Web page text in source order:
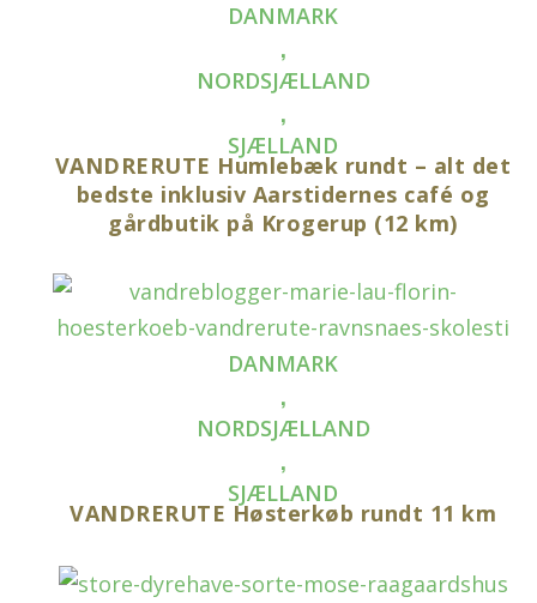
DANMARK
,
NORDSJÆLLAND
,
SJÆLLAND
VANDRERUTE Humlebæk rundt – alt det
bedste inklusiv Aarstidernes café og
gårdbutik på Krogerup (12 km)
DANMARK
,
NORDSJÆLLAND
,
SJÆLLAND
VANDRERUTE Høsterkøb rundt 11 km